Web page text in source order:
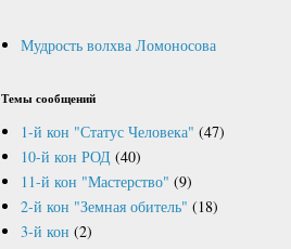
Мудрость волхва Ломоносова
Темы сообщений
1-й кон "Статус Человека" (47)
10-й кон РОД (40)
11-й кон "Мастерство" (9)
2-й кон "Земная обитель" (18)
3-й кон (2)